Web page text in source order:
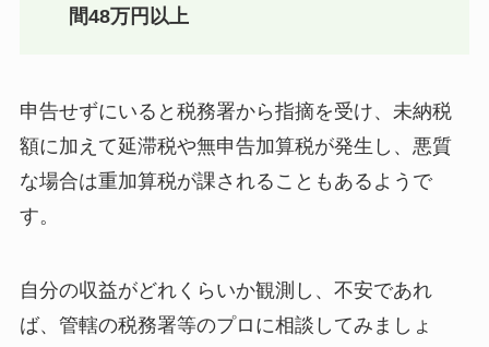
間48万円以上
申告せずにいると税務署から指摘を受け、未納税
額に加えて延滞税や無申告加算税が発生し、悪質
な場合は重加算税が課されることもあるようで
す。
自分の収益がどれくらいか観測し、不安であれ
ば、管轄の税務署等のプロに相談してみましょ